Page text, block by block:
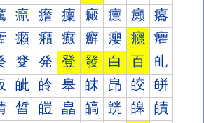
癙 癚 癛 癜 癝 癞 癟
癩 癪 癫 癬 癭 癮 癯
癹 発 登 發 白 百 癿
皉 皊 皋 皌 皍 皎 皏
皙 皚 皛 皜 皝 皞 皟